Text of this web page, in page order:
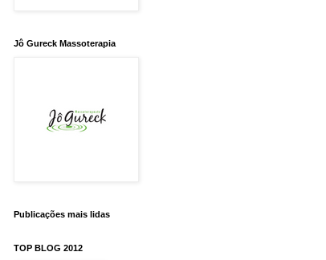
Jô Gureck Massoterapia
Publicações mais lidas
TOP BLOG 2012